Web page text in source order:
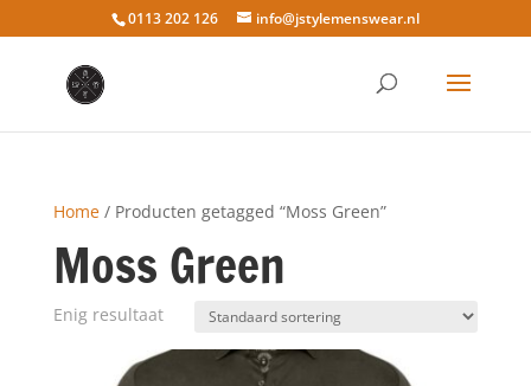
0113 202 126 info@jstylemenswear.nl
Home/ Producten getagged “Moss Green”
Moss Green
Enig resultaat